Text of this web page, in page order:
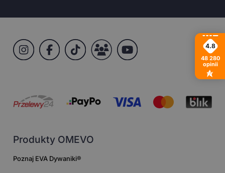
Produkty OMEVO
Poznaj EVA Dywaniki®
4.8
48 280
opinii